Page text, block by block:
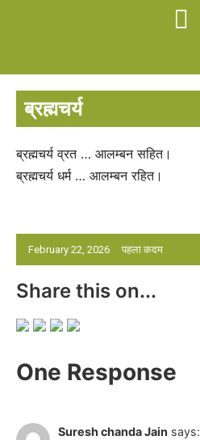
ब्रह्मचर्य
February 22, 2026 पहला कदम
ब्रह्मचर्य व्रत … आलम्बन सहित।
ब्रह्मचर्य धर्म … आलम्बन रहित।
Share this on...
One Response
Suresh chanda Jain says: